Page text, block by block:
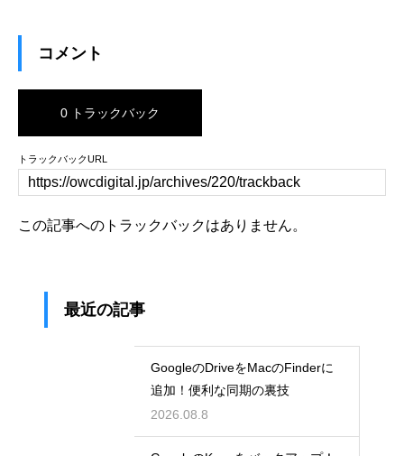
コメント
0 トラックバック
トラックバックURL
この記事へのトラックバックはありません。
最近の記事
GoogleのDriveをMacのFinderに
追加！便利な同期の裏技
2026.08.8